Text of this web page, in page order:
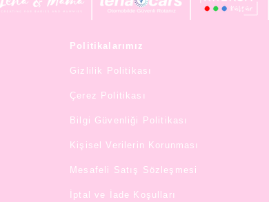
Politikalarımız
Gizlilik Politikası
Çerez Politikası
Bilgi Güvenliği Politikası
Kişisel Verilerin Korunması
Mesafeli Satış Sözleşmesi
İptal ve İade Koşulları